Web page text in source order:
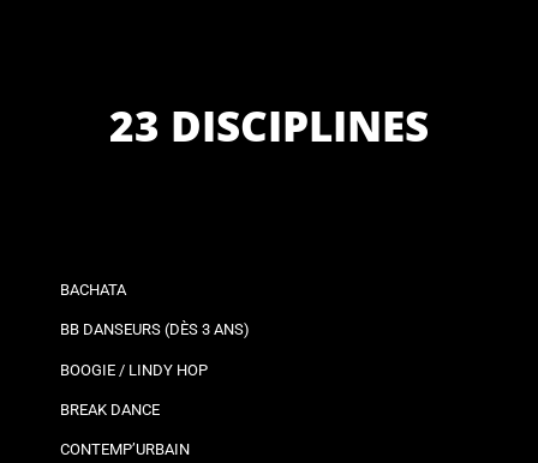
23 DISCIPLINES
BACHATA
BB DANSEURS (DÈS 3 ANS)
BOOGIE / LINDY HOP
BREAK DANCE
CONTEMP’URBAIN